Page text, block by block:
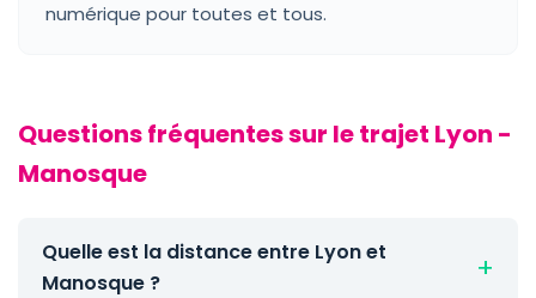
numérique pour toutes et tous.
Questions fréquentes sur le trajet Lyon -
Manosque
Quelle est la distance entre Lyon et
Manosque ?